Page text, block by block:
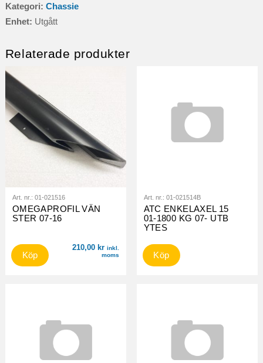
Kategori: Chassie
Enhet: Utgått
Relaterade produkter
Art. nr.: 01-021516
OMEGAPROFIL VÄN
STER 07-16
210,00 kr inkl.
moms
Köp
Art. nr.: 01-021514B
ATC ENKELAXEL 15
01-1800 KG 07- UTB
YTES
Köp